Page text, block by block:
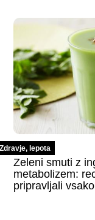
Zdravje, lepota
Zeleni smuti z
metabolizem:
pripravljali